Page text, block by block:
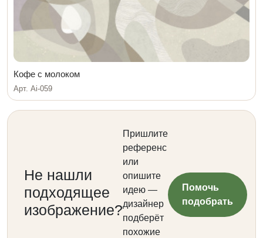
Кофе с молоком
Арт. Ai-059
Не нашли
подходящее
изображение?
Пришлите
референс
или
опишите
идею —
дизайнер
подберёт
похожие
Помочь
подобрать